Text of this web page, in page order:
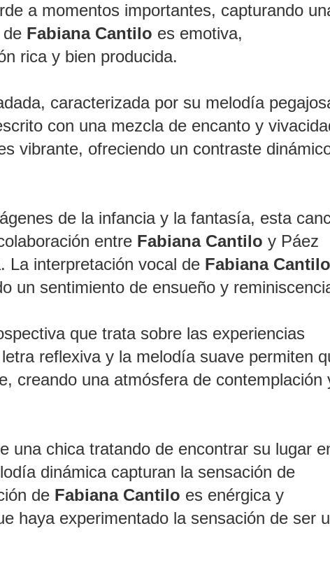
a momentos importantes, capturando
Fabiana Cantilo es emotiva,
rica y bien producida.
caracterizada por su melodía
con una mezcla de encanto y
vibrante, ofreciendo un contraste
de la infancia y la fantasía, esta
entre Fabiana Cantilo y Páez
La interpretación vocal de Fabiana Cantilo
un sentimiento de ensueño y
que trata sobre las experiencias
reflexiva y la melodía suave permiten
creando una atmósfera de contemplación
una chica tratando de encontrar su lugar
dinámica capturan la sensación de
de Fabiana Cantilo es enérgica y
haya experimentado la sensación de ser